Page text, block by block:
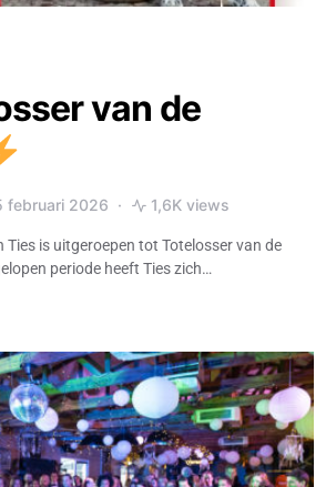
van de
februari 2026 1,6K views
Ties is uitgeroepen tot Totelosser van de
periode heeft Ties zich…